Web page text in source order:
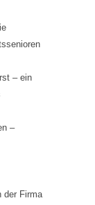
– ein
–
der Firma